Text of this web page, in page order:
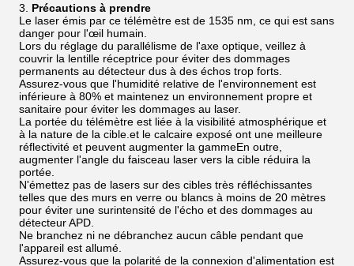
Précautions à prendre
Le laser émis par ce télémètre est de 1535 nm, ce qui est sans
danger pour l'œil humain.
Lors du réglage du parallélisme de l'axe optique, veillez à
couvrir la lentille réceptrice pour éviter des dommages
permanents au détecteur dus à des échos trop forts.
Assurez-vous que l'humidité relative de l'environnement est
inférieure à 80% et maintenez un environnement propre et
sanitaire pour éviter les dommages au laser.
La portée du télémètre est liée à la visibilité atmosphérique et
à la nature de la cible.et le calcaire exposé ont une meilleure
réflectivité et peuvent augmenter la gammeEn outre,
augmenter l'angle du faisceau laser vers la cible réduira la
portée.
N'émettez pas de lasers sur des cibles très réfléchissantes
telles que des murs en verre ou blancs à moins de 20 mètres
pour éviter une surintensité de l'écho et des dommages au
détecteur APD.
Ne branchez ni ne débranchez aucun câble pendant que
l'appareil est allumé.
Assurez-vous que la polarité de la connexion d'alimentation est